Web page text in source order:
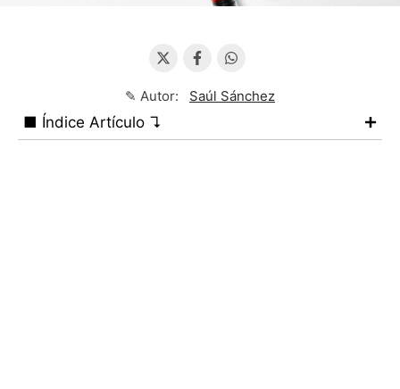
✎ Autor: Saúl Sánchez
■ Índice Artículo ↴